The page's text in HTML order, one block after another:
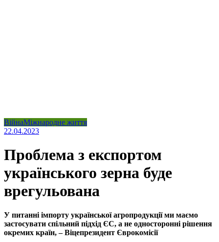
ВійнаМіжнародне життя
22.04.2023
Проблема з експортом
українського зерна буде
врегульована
У питанні імпорту української агропродукції ми маємо
застосувати спільний підхід ЄС, а не односторонні рішення
окремих країн, – Віцепрезидент Єврокомісії